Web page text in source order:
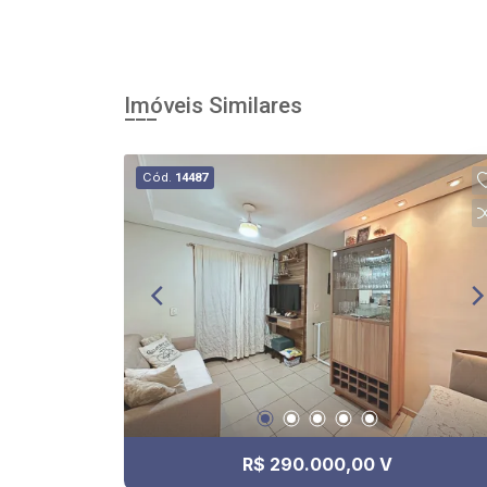
Imóveis Similares
Cód. 14487
R$ 290.000,00 V